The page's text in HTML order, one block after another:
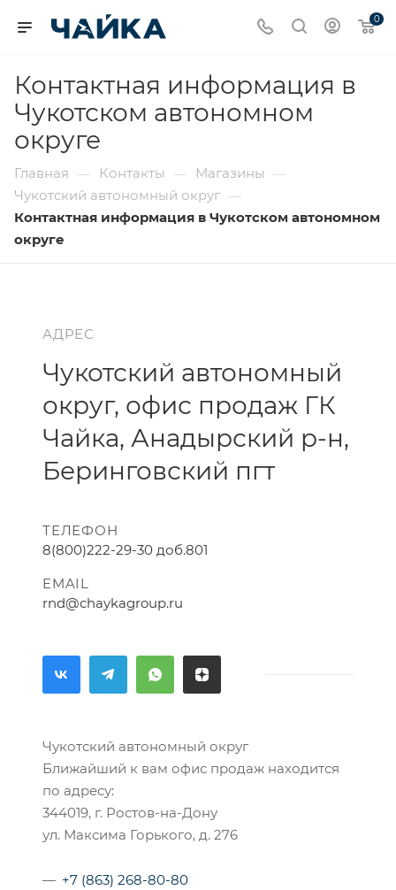
0
Контактная информация в
Чукотском автономном
округе
Главная — Контакты — Магазины —
Чукотский автономный округ —
Контактная информация в Чукотском автономном
округе
АДРЕС
Чукотский автономный
округ, офис продаж ГК
Чайка, Анадырский р-н,
Беринговский пгт
ТЕЛЕФОН
8(800)222-29-30 доб.801
EMAIL
rnd@chaykagroup.ru
Чукотский автономный округ
Ближайший к вам офис продаж находится
по адресу:
344019, г. Ростов-на-Дону
ул. Максима Горького, д. 276
+7 (863) 268-80-80